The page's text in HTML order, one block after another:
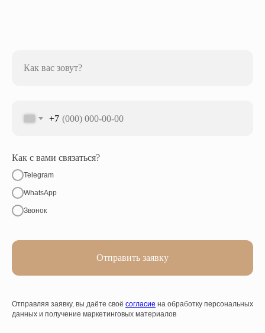
Как вас зовут?
+7
Как с вами связаться?
Telegram
WhatsApp
Звонок
Отправить заявку
Отправляя заявку, вы даёте своё согласие на обработку персональных
данных и получение маркетинговых материалов